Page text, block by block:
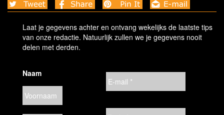
Laat je gegevens achter en ontvang wekelijks de laatste tips
van onze redactie. Natuurlijk zullen we je gegevens nooit
delen met derden.
Naam